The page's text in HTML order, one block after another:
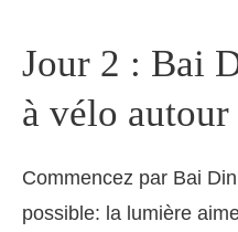
Jour 2 : Bai
à vélo autour
Commencez par Bai
possible: la lumière